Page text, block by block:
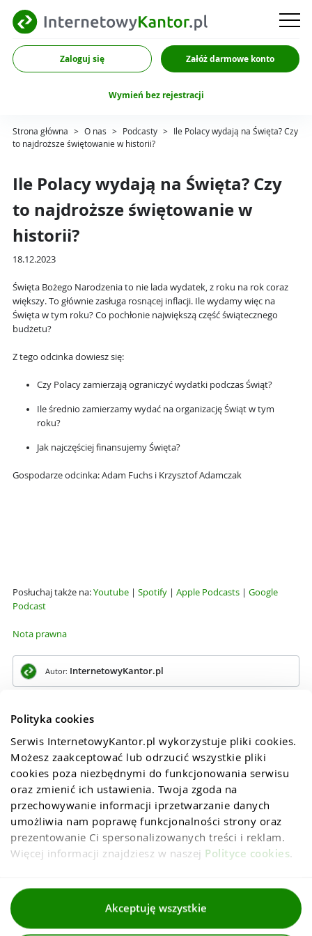
Polityka cookies
Serwis InternetowyKantor.pl wykorzystuje pliki cookies.
Możesz zaakceptować lub odrzucić wszystkie pliki
cookies poza niezbędnymi do funkcjonowania serwisu
oraz zmienić ich ustawienia. Twoja zgoda na
przechowywanie informacji iprzetwarzanie danych
umożliwia nam poprawę funkcjonalności strony oraz
prezentowanie Ci spersonalizowanych treści i reklam.
Więcej informacji znajdziesz w naszej Polityce cookies.
Akceptuję wszystkie
Zaloguj się Załóż darmowe konto
Wymień bez rejestracji
Strona główna > O nas > Podcasty > Ile Polacy wydają na Święta? Czy
to najdroższe świętowanie w historii?
Ile Polacy wydają na Święta? Czy
to najdroższe świętowanie w
historii?
18.12.2023
Święta Bożego Narodzenia to nie lada wydatek, z roku na rok coraz
większy. To głównie zasługa rosnącej inflacji. Ile wydamy więc na
Święta w tym roku? Co pochłonie największą część świątecznego
budżetu?
Z tego odcinka dowiesz się:
Czy Polacy zamierzają ograniczyć wydatki podczas Świąt?
Ile średnio zamierzamy wydać na organizację Świąt w tym
roku?
Jak najczęściej finansujemy Święta?
Gospodarze odcinka: Adam Fuchs i Krzysztof Adamczak
Posłuchaj także na:Youtube | Spotify | Apple Podcasts | Google
Podcast
Nota prawna
Autor: InternetowyKantor.pl
Regulaminy